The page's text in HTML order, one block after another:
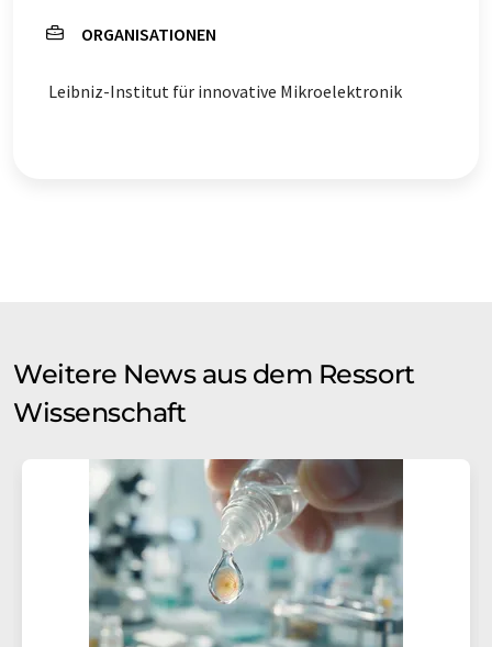
ORGANISATIONEN
Leibniz-Institut für innovative Mikroelektronik
Weitere News aus dem Ressort
Wissenschaft